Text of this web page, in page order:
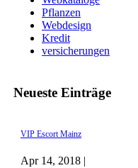
Pflanzen
Webdesign
Kredit
versicherungen
Neueste Einträge
VIP Escort Mainz
Apr 14, 2018 |